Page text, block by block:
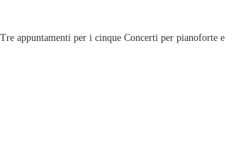
appuntamenti per i cinque Concerti per pianoforte e